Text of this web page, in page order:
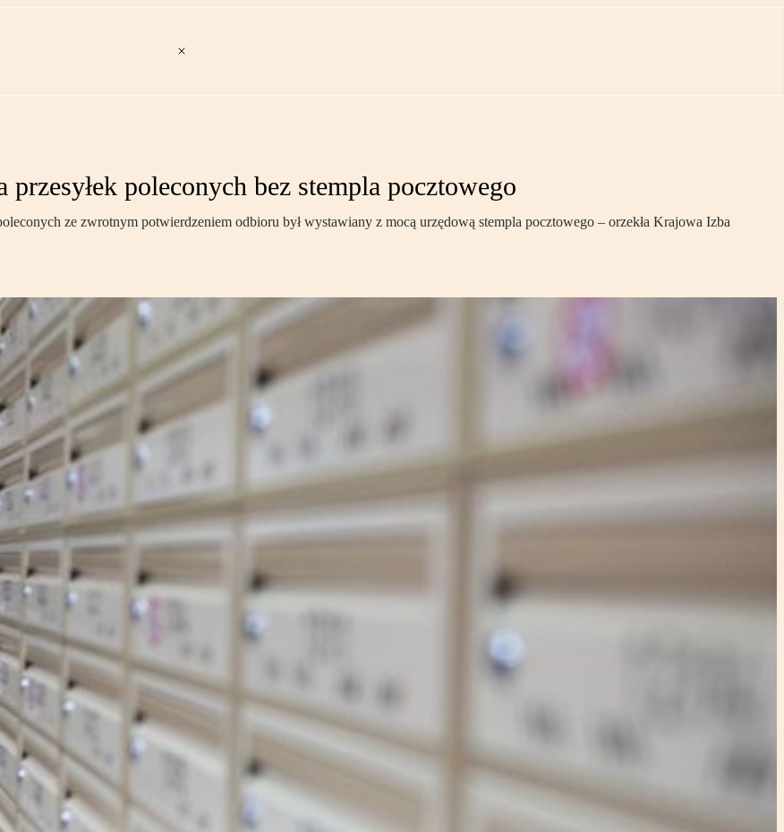
poleconych bez stempla pocztowego
ze zwrotnym potwierdzeniem odbioru był wystawiany z mocą urzędową stempla pocztowego – orzekła Krajowa Izba